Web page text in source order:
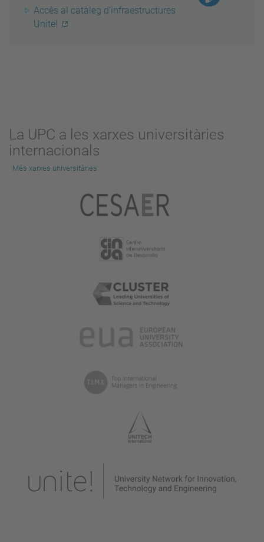
Accès al catàleg d'infraestructures
Unite!
La UPC a les xarxes universitàries
internacionals
Més xarxes universitàries